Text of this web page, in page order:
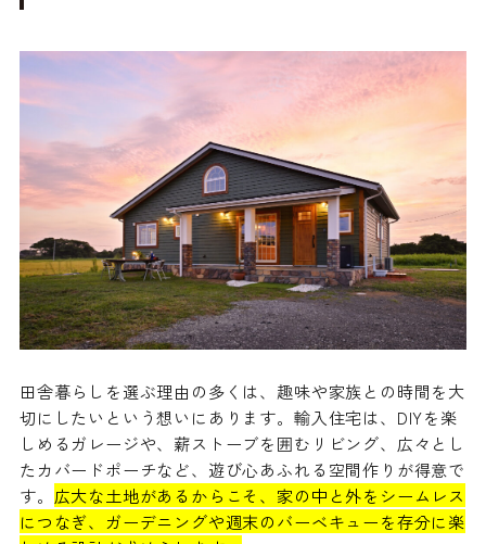
田舎暮らしを選ぶ理由の多くは、趣味や家族との時間を大
切にしたいという想いにあります。輸入住宅は、DIYを楽
しめるガレージや、薪ストーブを囲むリビング、広々とし
たカバードポーチなど、遊び心あふれる空間作りが得意で
す。 広大な土地があるからこそ、家の中と外をシームレス
につなぎ、ガーデニングや週末のバーベキューを存分に楽